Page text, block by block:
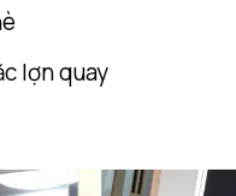
lợn quay